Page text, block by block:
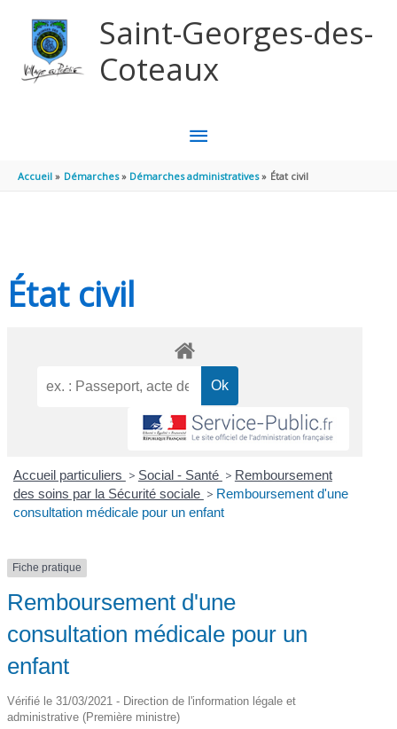
Saint-Georges-des-
Coteaux
MENU
PRINCIPAL
Accueil Démarches Démarches administratives État civil
État civil
Accueil particuliers > Social - Santé > Remboursement
des soins par la Sécurité sociale > Remboursement d'une
consultation médicale pour un enfant
Fiche pratique
Remboursement d'une
consultation médicale pour un
enfant
Vérifié le 31/03/2021 - Direction de l'information légale et
administrative (Première ministre)